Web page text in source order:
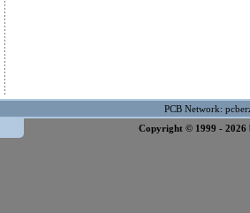
PCB Network:
Copyright © 1999 -